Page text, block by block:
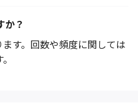
か？
す。回数や頻度に関しては